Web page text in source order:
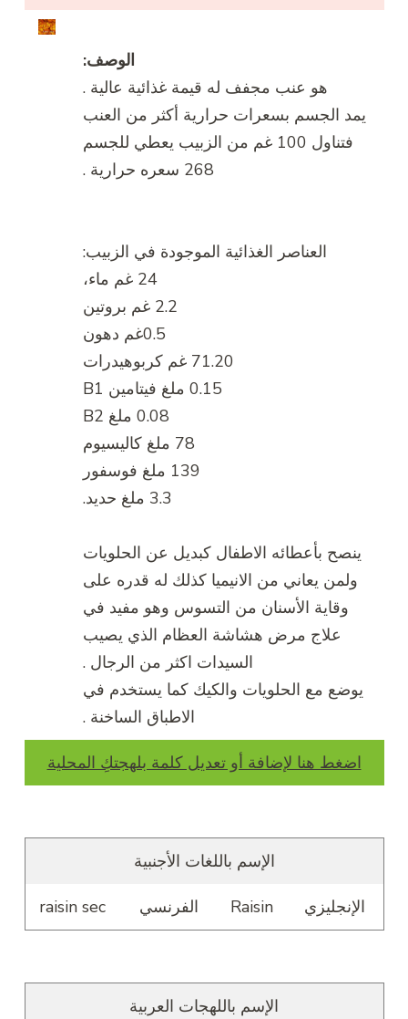
الوصف:
هو عنب مجفف له قيمة غذائية عالية .
يمد الجسم بسعرات حرارية أكثر من العنب
فتناول 100 غم من الزبيب يعطي للجسم
268 سعره حرارية .
العناصر الغذائية الموجودة في الزبيب:
24 غم ماء،
2.2 غم بروتين
0.5غم دهون
71.20 غم كربوهيدرات
0.15 ملغ فيتامين B1
0.08 ملغ B2
78 ملغ كاليسيوم
139 ملغ فوسفور
3.3 ملغ حديد.
ينصح بأعطائه الاطفال كبديل عن الحلويات
ولمن يعاني من الانيميا كذلك له قدره على
وقاية الأسنان من التسوس وهو مفيد في
علاج مرض هشاشة العظام الذي يصيب
السيدات اكثر من الرجال .
يوضع مع الحلويات والكيك كما يستخدم في
الاطباق الساخنة .
اضغط هنا لإضافة أو تعديل كلمة بلهجتكِ المحلية
الإسم باللغات الأجنبية
الإنجليزي Raisin الفرنسي raisin sec
الإسم باللهجات العربية